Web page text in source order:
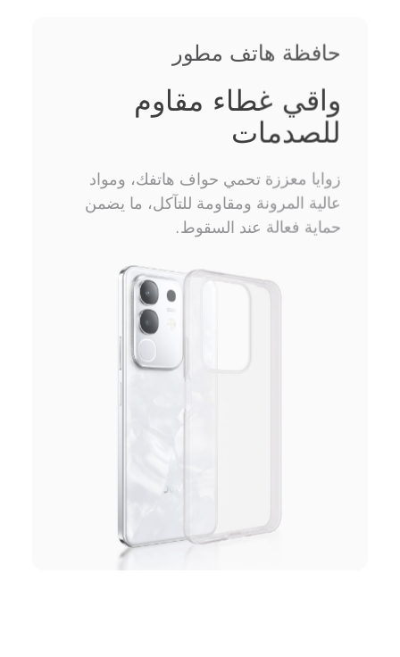
حافظة هاتف مطور
واقي غطاء مقاوم
للصدمات
زوايا معززة تحمي حواف هاتفك، ومواد
عالية المرونة ومقاومة للتآكل، ما يضمن
حماية فعالة عند السقوط.